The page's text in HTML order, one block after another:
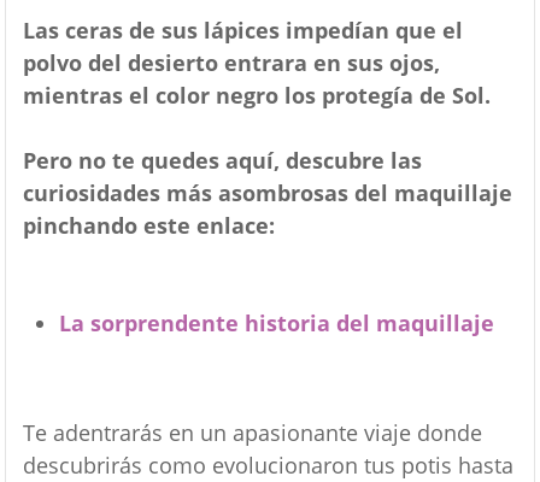
Las ceras de sus lápices impedían que el
polvo del desierto entrara en sus ojos,
mientras el color negro los protegía de Sol.
Pero no te quedes aquí, descubre las
curiosidades más asombrosas del maquillaje
pinchando este enlace:
La sorprendente historia del maquillaje
Te adentrarás en un apasionante viaje donde
descubrirás como evolucionaron tus potis hasta